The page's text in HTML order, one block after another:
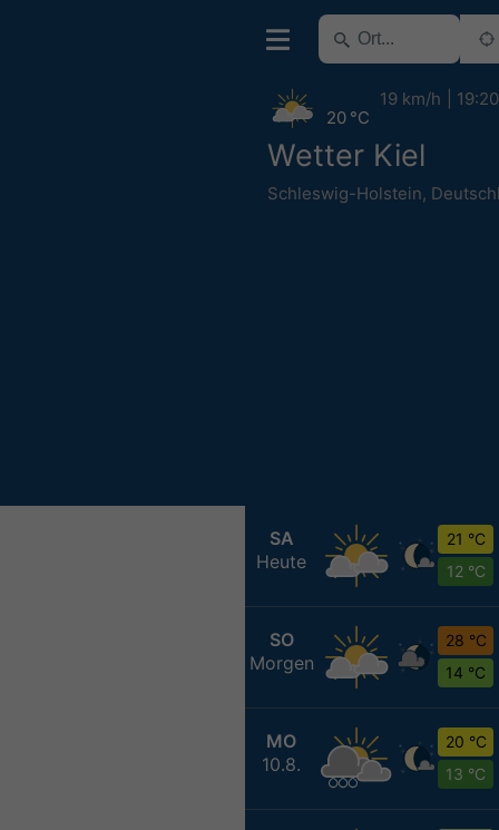
Wetter Kiel
Schleswig-Holstein,
20 °C
19 km/h 19:20
SA
Heute
21 °C
12 °C
SO
Morgen
28 °C
14 °C
MO
10.8.
20 °C
13 °C